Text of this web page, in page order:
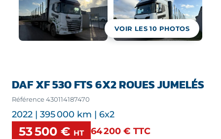
DAF XF 530 FTS 6X2 ROUES JUMELÉS
Référence430114187470
2022 | 395 000 km | 6x2
53 500 € HT 64 200 € TTC
VOIR LES10 PHOTOS